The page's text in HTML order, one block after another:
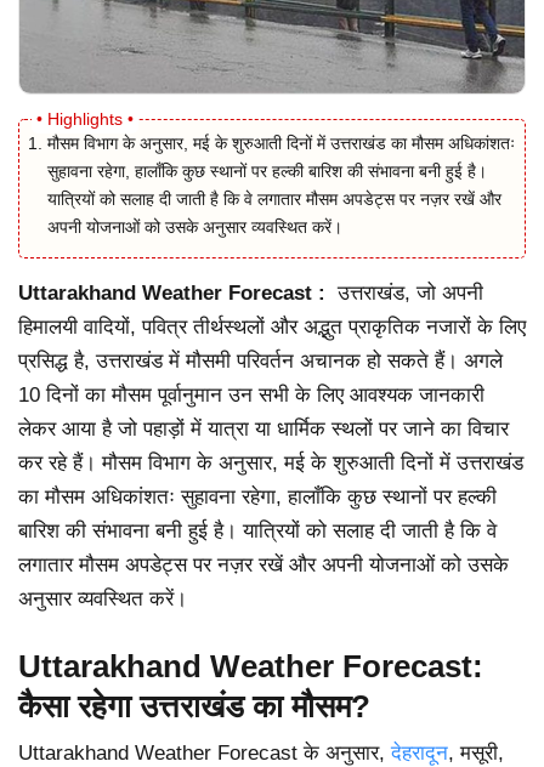
मौसम विभाग के अनुसार, मई के शुरुआती दिनों में उत्तराखंड का मौसम अधिकांशतः
सुहावना रहेगा, हालाँकि कुछ स्थानों पर हल्की बारिश की संभावना बनी हुई है।
यात्रियों को सलाह दी जाती है कि वे लगातार मौसम अपडेट्स पर नज़र रखें और
अपनी योजनाओं को उसके अनुसार व्यवस्थित करें।
Uttarakhand Weather Forecast :उत्तराखंड, जो अपनी
हिमालयी वादियों, पवित्र तीर्थस्थलों और अद्भुत प्राकृतिक नजारों के लिए
प्रसिद्ध है, उत्तराखंड में मौसमी परिवर्तन अचानक हो सकते हैं। अगले
10 दिनों का मौसम पूर्वानुमान उन सभी के लिए आवश्यक जानकारी
लेकर आया है जो पहाड़ों में यात्रा या धार्मिक स्थलों पर जाने का विचार
कर रहे हैं। मौसम विभाग के अनुसार, मई के शुरुआती दिनों में उत्तराखंड
का मौसम अधिकांशतः सुहावना रहेगा, हालाँकि कुछ स्थानों पर हल्की
बारिश की संभावना बनी हुई है। यात्रियों को सलाह दी जाती है कि वे
लगातार मौसम अपडेट्स पर नज़र रखें और अपनी योजनाओं को उसके
अनुसार व्यवस्थित करें।
Uttarakhand Weather Forecast:
कैसा रहेगा उत्तराखंड का मौसम?
Uttarakhand Weather Forecast के अनुसार,देहरादून, मसूरी,